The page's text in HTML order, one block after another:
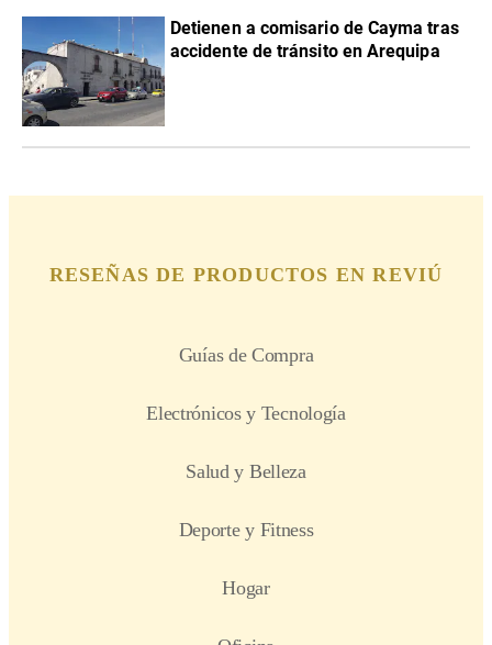
Detienen a comisario de Cayma tras
accidente de tránsito en Arequipa